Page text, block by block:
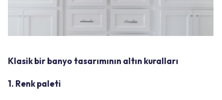
Klasik bir banyo tasarımının altın kuralları
1. Renk paleti